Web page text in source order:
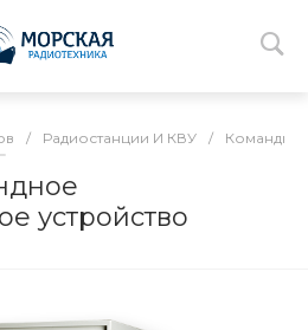
/ Радиостанции И КВУ /
устройство